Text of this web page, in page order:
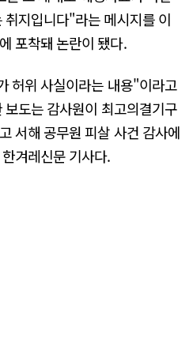
취지입니다"라는 메시지를 이
포착돼 논란이 됐다.
허위 사실이라는 내용"이라고
도는 감사원이 최고의결기구
서해 공무원 피살 사건 감사에
겨레신문 기사다.